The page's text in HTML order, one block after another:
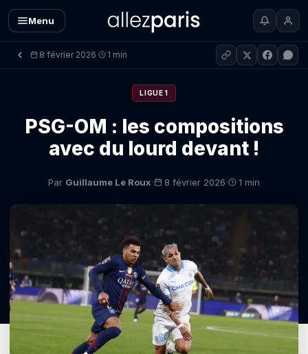
Menu
8 février 2026· 1 min
LIGUE 1
PSG-OM : les compositions
avec du lourd devant !
Par Guillaume Le Roux· 8 février 2026· 1 min